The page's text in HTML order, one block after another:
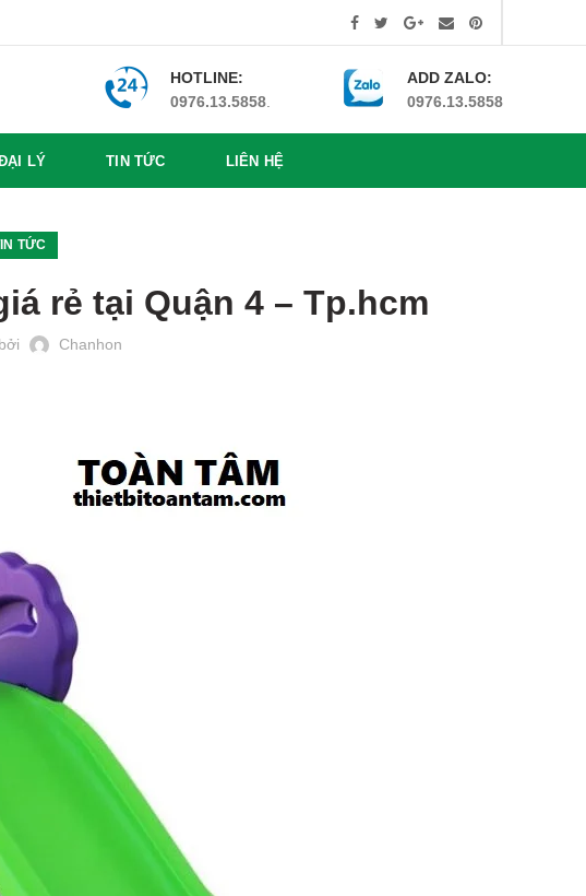
HOTLINE:
0976.13.5858
ADD ZALO:
0976.13.5858
LÝ TIN TỨC LIÊN HỆ
TỨC
rẻ tại Quận 4 – Tp.hcm
Chanhon